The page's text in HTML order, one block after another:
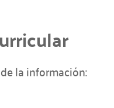
la información: